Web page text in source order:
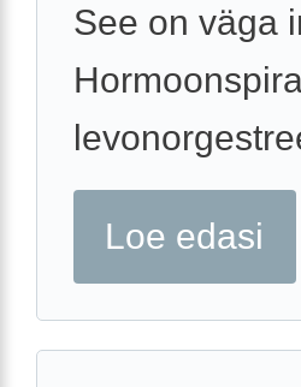
See on väga
Loe edasi